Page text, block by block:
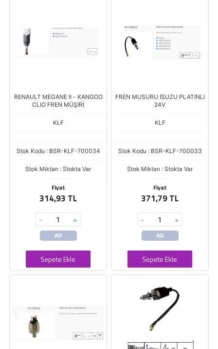
RENAULT MEGANE II - KANGOO
CLIO FREN MÜŞİRİ
KLF
Stok Kodu : BSR-KLF-700034
Stok Miktarı : Stokta Var
Fiyat
314,93 TL
- +
AD
Sepete Ekle
FREN MUSURU ISUZU PLATINLI
24V
KLF
Stok Kodu : BSR-KLF-700033
Stok Miktarı : Stokta Var
Fiyat
371,79 TL
- +
AD
Sepete Ekle